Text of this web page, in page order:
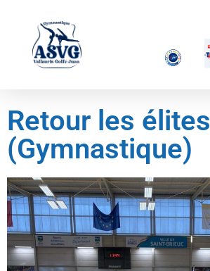
Retour les élites
(Gymnastique)